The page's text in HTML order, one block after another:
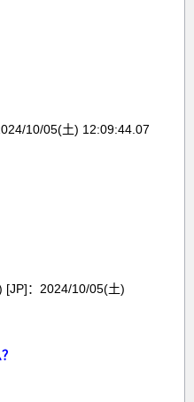
10/05(土) 12:09:44.07
[JP]：2024/10/05(土)